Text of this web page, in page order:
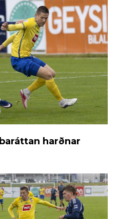
harðnar